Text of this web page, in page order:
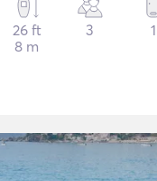
26 ft
8 m
3 1